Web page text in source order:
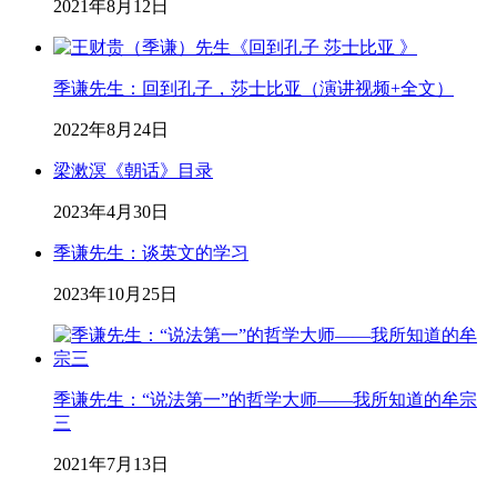
2021年8月12日
季谦先生：回到孔子，莎士比亚（演讲视频+全文）
2022年8月24日
梁漱溟《朝话》目录
2023年4月30日
季谦先生：谈英文的学习
2023年10月25日
季谦先生：“说法第一”的哲学大师——我所知道的牟宗
三
2021年7月13日